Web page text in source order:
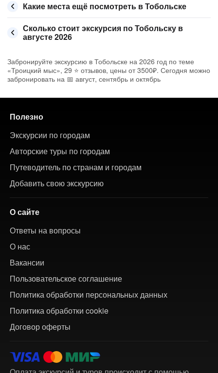
Какие места ещё посмотреть в Тобольске
Сколько стоит экскурсия по Тобольску в
августе 2026
Забронируйте экскурсию в Тобольске на 2026 год по теме
«Троицкий мыс», 29 ⭐ отзывов, цены от 3500₽. Сегодня можно
забронировать на 📅 август, сентябрь и октябрь
Полезно
Экскурсии по городам
Авторские туры по городам
Путеводитель по странам и городам
Добавить свою экскурсию
О сайте
Ответы на вопросы
О нас
Вакансии
Пользовательское соглашение
Политика обработки персональных данных
Политика обработки cookie
Договор оферты